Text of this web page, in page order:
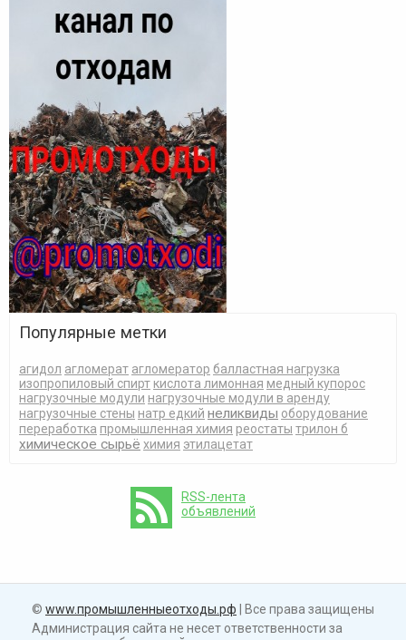
Популярные метки
агидол агломерат агломератор балластная нагрузка
изопропиловый спирт кислота лимонная медный купорос
нагрузочные модули нагрузочные модули в аренду
нагрузочные стены натр едкий неликвиды оборудование
переработка промышленная химия реостаты трилон б
химическое сырьё химия этилацетат
RSS-лента
объявлений
© www.промышленныеотходы.рф | Все права защищены
Администрация сайта не несет ответственности за